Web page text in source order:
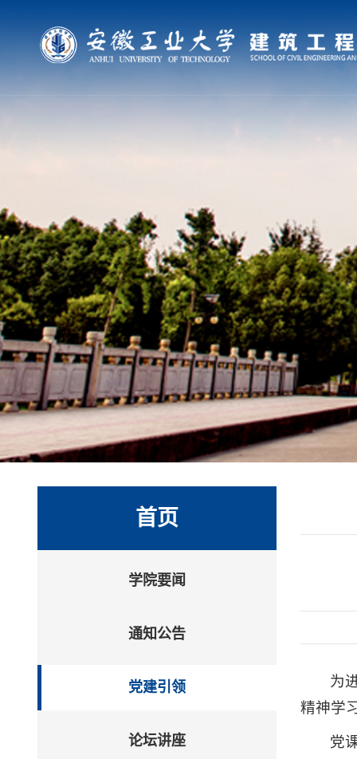
首页
学院要闻
通知公告
党建引领
论坛讲座
为
精神学
党